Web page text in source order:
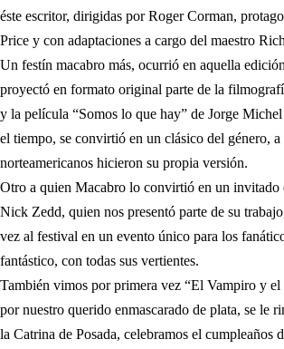
éste escritor, dirigidas por Roger Corman,
Price y con adaptaciones a cargo del maestro
Un festín macabro más, ocurrió en aquella
proyectó en formato original parte de la
y la película “Somos lo que hay” de Jorge
el tiempo, se convirtió en un clásico del género,
norteamericanos hicieron su propia versión.
Otro a quien Macabro lo convirtió en un invitado
Nick Zedd, quien nos presentó parte de su
vez al festival en un evento único para los
fantástico, con todas sus vertientes.
También vimos por primera vez “El Vampiro y el
por nuestro querido enmascarado de plata, se le
la Catrina de Posada, celebramos el cumpleaños